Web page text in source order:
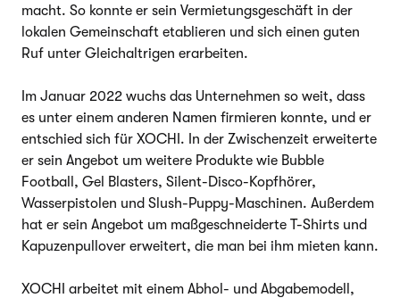
macht. So konnte er sein Vermietungsgeschäft in der
lokalen Gemeinschaft etablieren und sich einen guten
Ruf unter Gleichaltrigen erarbeiten.
Im Januar 2022 wuchs das Unternehmen so weit, dass
es unter einem anderen Namen firmieren konnte, und er
entschied sich für XOCHI. In der Zwischenzeit erweiterte
er sein Angebot um weitere Produkte wie Bubble
Football, Gel Blasters, Silent-Disco-Kopfhörer,
Wasserpistolen und Slush-Puppy-Maschinen. Außerdem
hat er sein Angebot um maßgeschneiderte T-Shirts und
Kapuzenpullover erweitert, die man bei ihm mieten kann.
XOCHI arbeitet mit einem Abhol- und Abgabemodell,